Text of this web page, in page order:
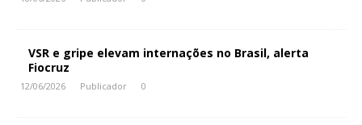
VSR e gripe elevam internações no Brasil, alerta
Fiocruz
12/06/2026 Publicador 0